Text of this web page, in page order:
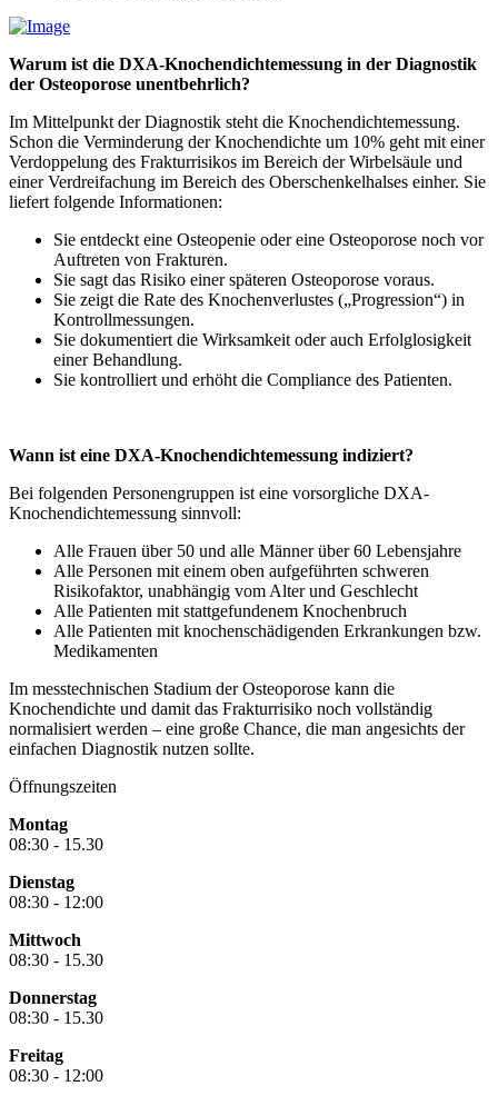
Warum ist die DXA-Knochendichtemessung in der Diagnostik
der Osteoporose unentbehrlich?
Im Mittelpunkt der Diagnostik steht die Knochendichtemessung.
Schon die Verminderung der Knochendichte um 10% geht mit einer
Verdoppelung des Frakturrisikos im Bereich der Wirbelsäule und
einer Verdreifachung im Bereich des Oberschenkelhalses einher. Sie
liefert folgende Informationen:
Sie entdeckt eine Osteopenie oder eine Osteoporose noch vor
Auftreten von Frakturen.
Sie sagt das Risiko einer späteren Osteoporose voraus.
Sie zeigt die Rate des Knochenverlustes („Progression“) in
Kontrollmessungen.
Sie dokumentiert die Wirksamkeit oder auch Erfolglosigkeit
einer Behandlung.
Sie kontrolliert und erhöht die Compliance des Patienten.
Wann ist eine DXA-Knochendichtemessung indiziert?
Bei folgenden Personengruppen ist eine vorsorgliche DXA-
Knochendichtemessung sinnvoll:
Alle Frauen über 50 und alle Männer über 60 Lebensjahre
Alle Personen mit einem oben aufgeführten schweren
Risikofaktor, unabhängig vom Alter und Geschlecht
Alle Patienten mit stattgefundenem Knochenbruch
Alle Patienten mit knochenschädigenden Erkrankungen bzw.
Medikamenten
Im messtechnischen Stadium der Osteoporose kann die
Knochendichte und damit das Frakturrisiko noch vollständig
normalisiert werden – eine große Chance, die man angesichts der
einfachen Diagnostik nutzen sollte.
Öffnungszeiten
Montag
08:30 - 15.30
Dienstag
08:30 - 12:00
Mittwoch
08:30 - 15.30
Donnerstag
08:30 - 15.30
Freitag
08:30 - 12:00